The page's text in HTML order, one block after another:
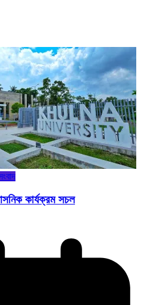
কার্যক্রম সচল